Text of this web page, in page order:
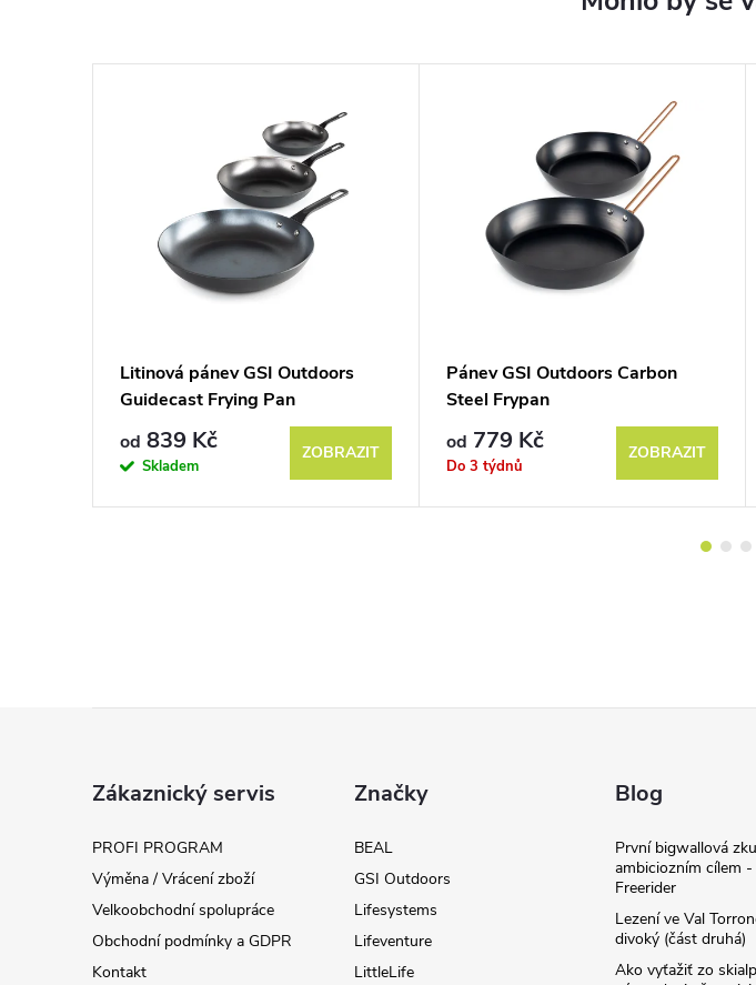
Litinová pánev GSI Outdoors
Guidecast Frying Pan
od 839 Kč
Skladem
ZOBRAZIT
Pánev GSI Outdoors Carbon
Steel Frypan
od 779 Kč
Do 3 týdnů
ZOBRAZIT
Zákaznický servis
PROFI PROGRAM
Výměna / Vrácení zboží
Velkoobchodní spolupráce
Obchodní podmínky a GDPR
Kontakt
Značky
BEAL
GSI Outdoors
Lifesystems
Lifeventure
LittleLife
Blog
První bigwallová
ambiciozním cílem
Freerider
Lezení ve Val
divoký (část druhá)
Ako vyťažiť zo